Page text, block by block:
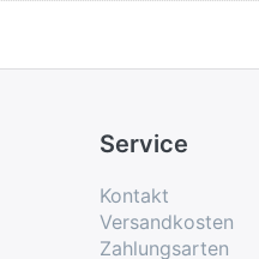
Service
Kontakt
Versandkosten
Zahlungsarten